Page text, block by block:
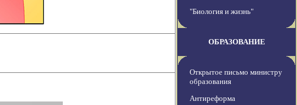
"Биология и жизнь"
ОБРАЗОВАНИЕ
Открытое письмо министру
образования
Антиреформа